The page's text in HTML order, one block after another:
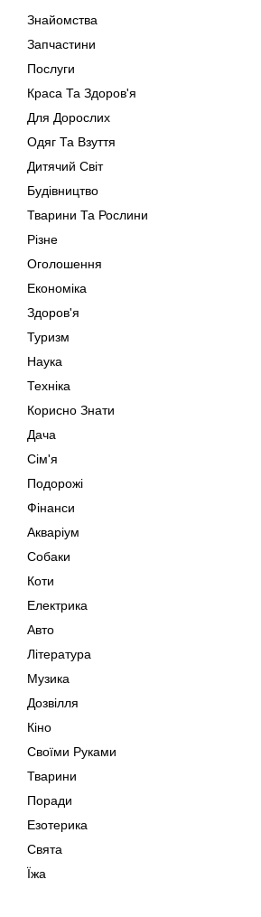
Знайомства
Запчастини
Послуги
Краса Та Здоров'я
Для Дорослих
Одяг Та Взуття
Дитячий Світ
Будівництво
Тварини Та Рослини
Різне
Оголошення
Економіка
Здоров'я
Туризм
Наука
Техніка
Корисно Знати
Дача
Сім'я
Подорожі
Фінанси
Акваріум
Собаки
Коти
Електрика
Авто
Література
Музика
Дозвілля
Кіно
Своїми Руками
Тварини
Поради
Езотерика
Свята
Їжа